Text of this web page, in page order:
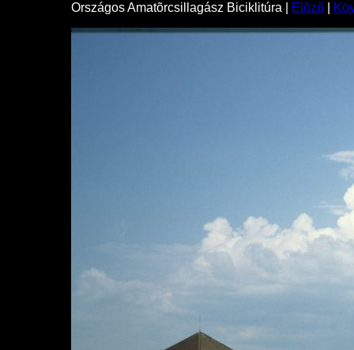
Országos Amatõrcsillagász Biciklitúra | Elõzõ